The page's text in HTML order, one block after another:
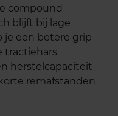
compound
blijft bij lage
je een betere grip
tractiehars
herstelcapaciteit
remafstanden